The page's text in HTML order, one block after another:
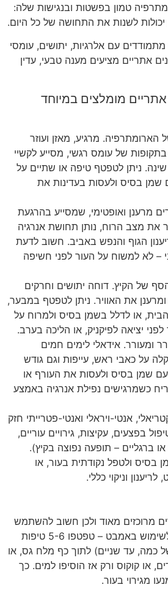
טמון בפשטות ובנגישות שלה:
לשנות את התחושה של כל היום.
מתמודדים עם אלרגיות, יתושים, עומסי
אתריים מציעים מענה טבעי, עדין
מומלצים במיוחד
הארומתרפיה. מרגיע, מאזן ועוזר
בתקופות של עומס רגשי, מסייע לקשיי
ניתן לטפטף טיפה או שתיים על
שמן בסיס ולעסות בעדינות את
מרענן ואופטימי, שמסייע בהרגעת
מצב הרוח, נותן תחושת אנרגיה
הגוף והנפש באביב. חשוב לדעת
– לא למשוח על העור לפני חשיפה
של הקיץ. דוחה יתושים וחרקים
את האוויר. ניתן לטפטף במבער,
או לדלל בשמן בסיס ולמרוח על
לפני יציאה לפיקניק, או הליכה בערב.
ומעורר. אידאלי לימים חמים
על כאבי ראש, עייפות וגם גודש
שמן בסיס ולעסות את העורף או
כשמרגישים נפילת אנרגיה באמצע
אנטי-ויראלי ואנטי-פטרייתי חזק
בפצעים, עקיצות, גירויים עוריים,
ברגליים – תופעה נפוצה בקיץ).
ולטפל נקודתית בעור, או
וניקוי כללי.
מרוכזים מאוד ולכן חשוב להשתמש
בהם במינונים מדויקים. לשימוש באמבט – טפטפו 5-6 טיפות
כמה, עד שניים) לתוך כף מלח גס, או
או קוקוס ורק אז הוסיפו למים. כך
מגירוי בעור.